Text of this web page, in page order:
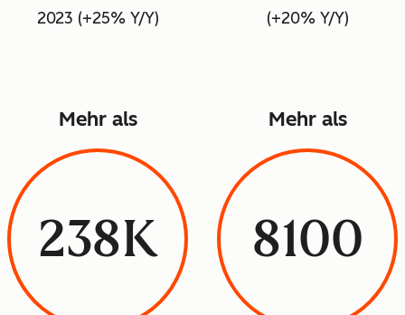
2023 (+25% Y/Y)
(+20% Y/Y)
Mehr als
238K
Mehr als
8100